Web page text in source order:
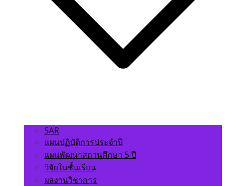
SAR
แผนปฏิบัติการประจำปี
แผนพัฒนาสถานศึกษา 5 ปี
วิจัยในชั้นเรียน
ผลงานวิชาการ